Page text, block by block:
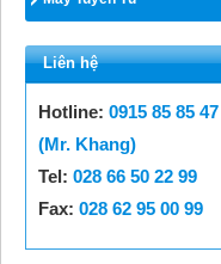
Liên hệ
Hotline: 0915 85 85 47
(Mr. Khang)
Tel: 028 66 50 22 99
Fax: 028 62 95 00 99